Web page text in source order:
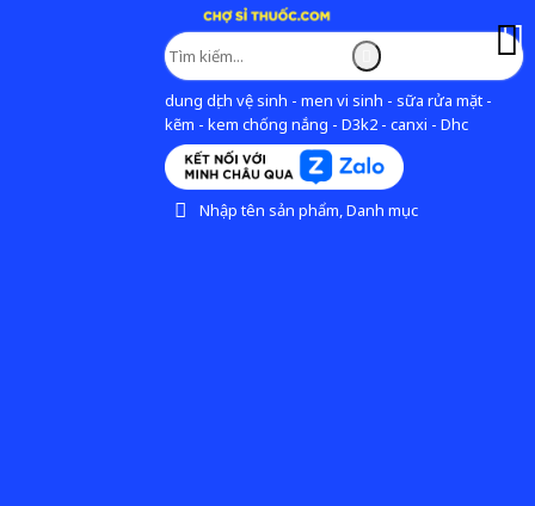
dung dịch vệ sinh - men vi sinh - sữa rửa mặt -
kẽm - kem chống nắng - D3k2 - canxi - Dhc
Nhập tên sản phẩm, Danh mục